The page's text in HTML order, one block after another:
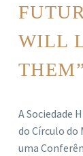
WILL
A Sociedade
do Círculo do
uma